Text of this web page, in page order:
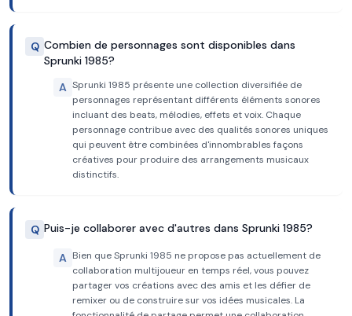
Q Combien de personnages sont disponibles dans
Sprunki 1985?
A Sprunki 1985 présente une collection diversifiée de
personnages représentant différents éléments sonores
incluant des beats, mélodies, effets et voix. Chaque
personnage contribue avec des qualités sonores uniques
qui peuvent être combinées d'innombrables façons
créatives pour produire des arrangements musicaux
distinctifs.
Q Puis-je collaborer avec d'autres dans Sprunki 1985?
A Bien que Sprunki 1985 ne propose pas actuellement de
collaboration multijoueur en temps réel, vous pouvez
partager vos créations avec des amis et les défier de
remixer ou de construire sur vos idées musicales. La